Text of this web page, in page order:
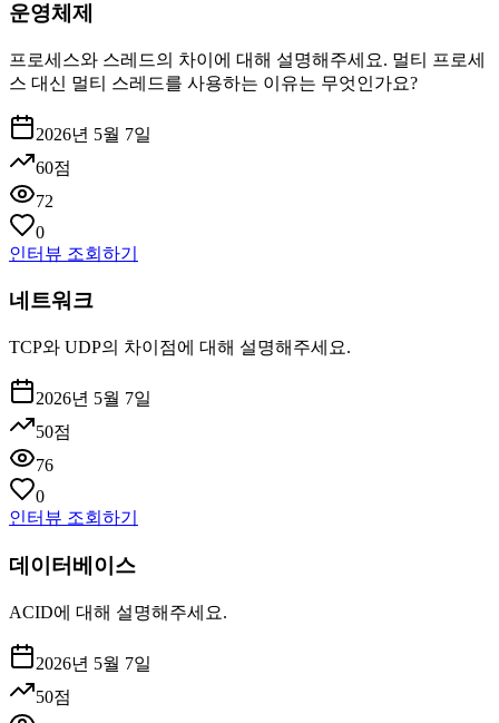
운영체제
프로세스와 스레드의 차이에 대해 설명해주세요. 멀티 프로세
스 대신 멀티 스레드를 사용하는 이유는 무엇인가요?
2026년 5월 7일
60점
72
0
인터뷰 조회하기
네트워크
TCP와 UDP의 차이점에 대해 설명해주세요.
2026년 5월 7일
50점
76
0
인터뷰 조회하기
데이터베이스
ACID에 대해 설명해주세요.
2026년 5월 7일
50점